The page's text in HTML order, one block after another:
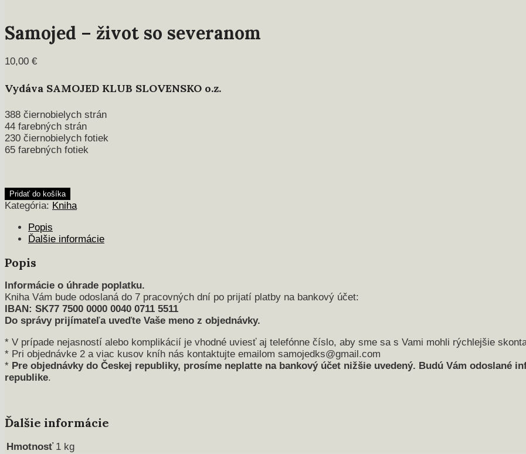
Samojed – život so severanom
10,00 €
Vydáva SAMOJED KLUB SLOVENSKO o.z.
388 čiernobielych strán
44 farebných strán
230 čiernobielych fotiek
65 farebných fotiek
množstvo
Samojed
život
Pridať do košíka
Kategória: Kniha
Popis
Ďalšie informácie
Popis
Informácie o úhrade poplatku.
Kniha Vám bude odoslaná do 7 pracovných dní po prijatí platby na bankový účet:
IBAN: SK77 7500 0000 0040 0711 5511
Do správy prijímateľa uveďte Vaše meno z objednávky.
* V prípade nejasností alebo komplikácií je vhodné uviesť aj telefónne číslo, aby sme sa s Vami mohli rýchlejšie
* Pri objednávke 2 a viac kusov kníh nás kontaktujte emailom samojedks@gmail.com
* Pre objednávky do Českej republiky, prosíme neplatte na bankový účet nižšie uvedený. Budú Vám odoslané
republike.
Ďalšie informácie
Hmotnosť 1 kg